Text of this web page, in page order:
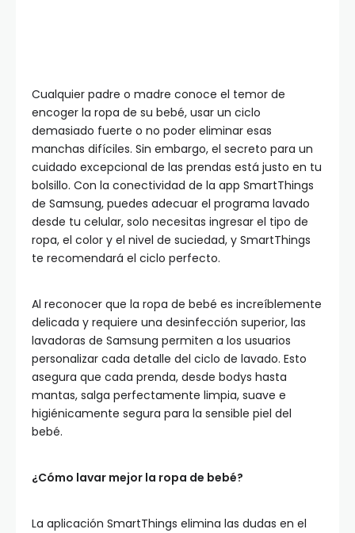
Cualquier padre o madre conoce el temor de
encoger la ropa de su bebé, usar un ciclo
demasiado fuerte o no poder eliminar esas
manchas difíciles. Sin embargo, el secreto para un
cuidado excepcional de las prendas está justo en tu
bolsillo. Con la conectividad de la app SmartThings
de Samsung, puedes adecuar el programa lavado
desde tu celular, solo necesitas ingresar el tipo de
ropa, el color y el nivel de suciedad, y SmartThings
te recomendará el ciclo perfecto.
Al reconocer que la ropa de bebé es increíblemente
delicada y requiere una desinfección superior, las
lavadoras de Samsung permiten a los usuarios
personalizar cada detalle del ciclo de lavado. Esto
asegura que cada prenda, desde bodys hasta
mantas, salga perfectamente limpia, suave e
higiénicamente segura para la sensible piel del
bebé.
¿Cómo lavar mejor la ropa de bebé?
La aplicación SmartThings elimina las dudas en el